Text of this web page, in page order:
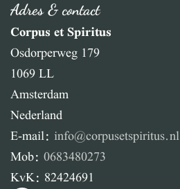
Adres & contact
Corpus et Spiritus
Osdorperweg 179
1069 LL
Amsterdam
Nederland
E-mail: info@corpusetspiritus.nl
Mob:0683480273
KvK: 82424691